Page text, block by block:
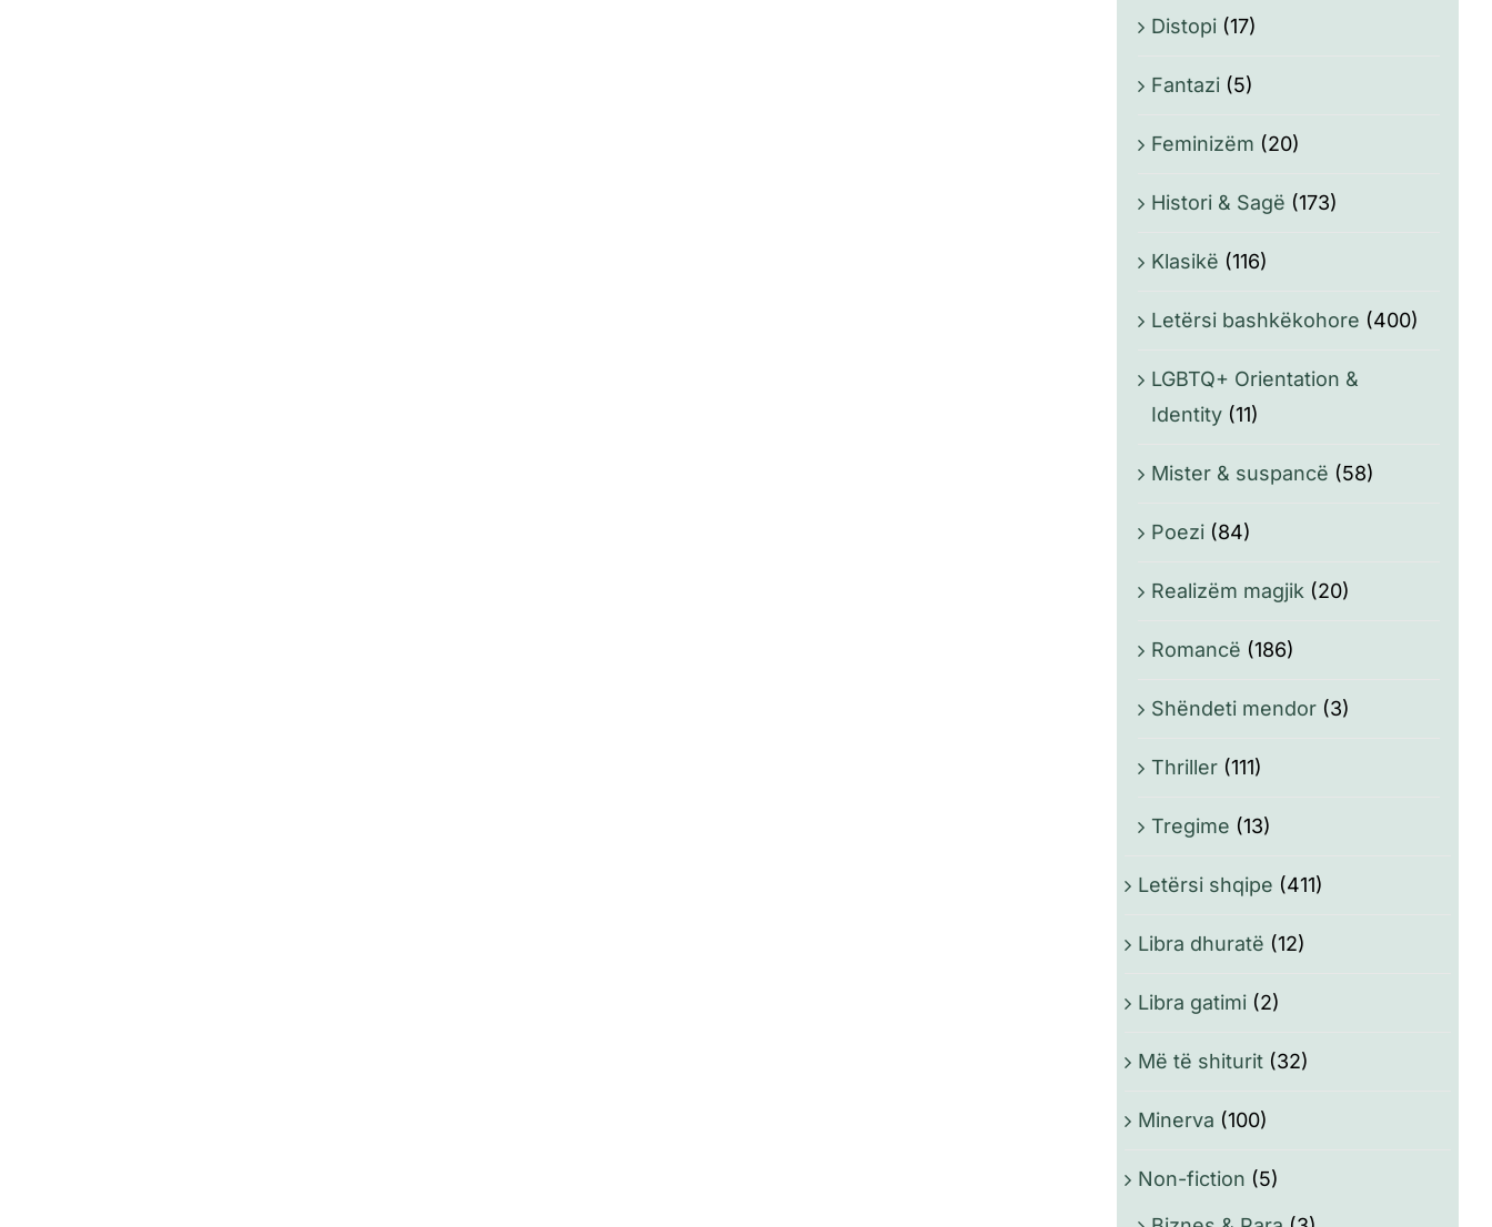
Distopi (17)
Fantazi (5)
Feminizëm (20)
Histori & Sagë (173)
Klasikë (116)
Letërsi bashkëkohore (400)
LGBTQ+ Orientation &
Identity (11)
Mister & suspancë (58)
Poezi (84)
Realizëm magjik (20)
Romancë (186)
Shëndeti mendor (3)
Thriller (111)
Tregime (13)
Letërsi shqipe (411)
Libra dhuratë (12)
Libra gatimi (2)
Më të shiturit (32)
Minerva (100)
Non-fiction (5)